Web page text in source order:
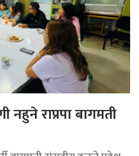
नहुने राप्रपा बागमती